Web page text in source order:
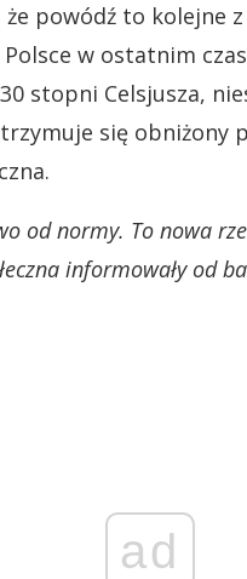
powódź to kolejne
w ostatnim
stopni Celsjusza,
się obniżony
od normy. To nowa
informowały od
ad